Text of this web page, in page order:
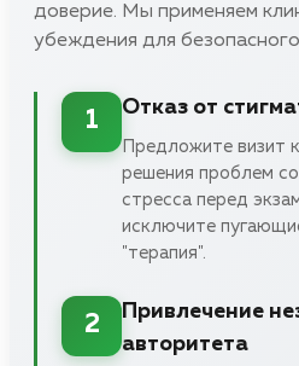
доверие. Мы применяем
убеждения для
1
Отказ от
Предложите визит
решения проблем
стресса перед
исключите
"терапия".
2
Привлечение
авторитета